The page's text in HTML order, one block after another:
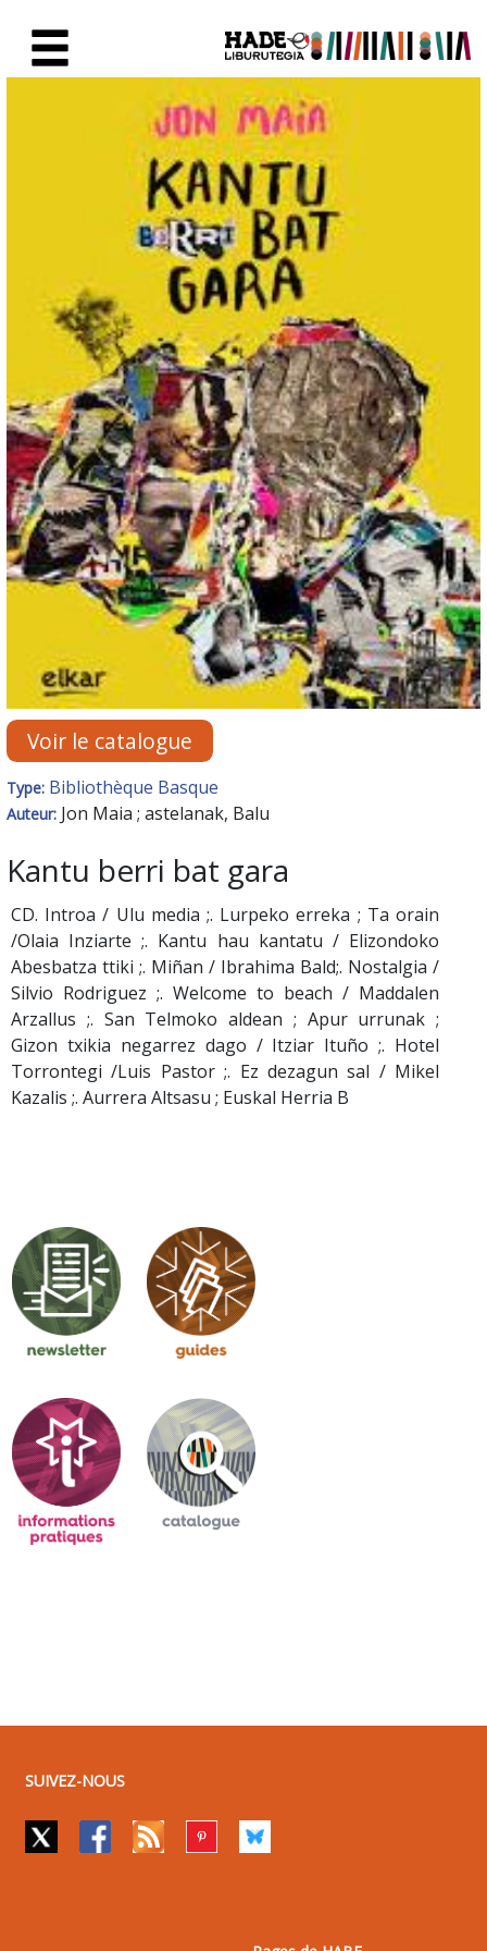
Fiche de Nouveaux Livres -
Voir le catalogue
Type: Bibliothèque Basque
Auteur: Jon Maia ; astelanak, Balu
Kantu berri bat gara
CD. Introa / Ulu media ;. Lurpeko erreka ; Ta orain
/Olaia Inziarte ;. Kantu hau kantatu / Elizondoko
Abesbatza ttiki ;. Miñan / Ibrahima Bald;. Nostalgia /
Silvio Rodriguez ;. Welcome to beach / Maddalen
Arzallus ;. San Telmoko aldean ; Apur urrunak ;
Gizon txikia negarrez dago / Itziar Ituño ;. Hotel
Torrontegi /Luis Pastor ;. Ez dezagun sal / Mikel
Kazalis ;. Aurrera Altsasu ; Euskal Herria B
SUIVEZ-NOUS